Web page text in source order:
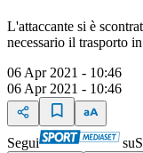
L'attaccante si è
necessario il trasporto
06 Apr 2021 - 10:46
06 Apr 2021 - 10:46
Segui su